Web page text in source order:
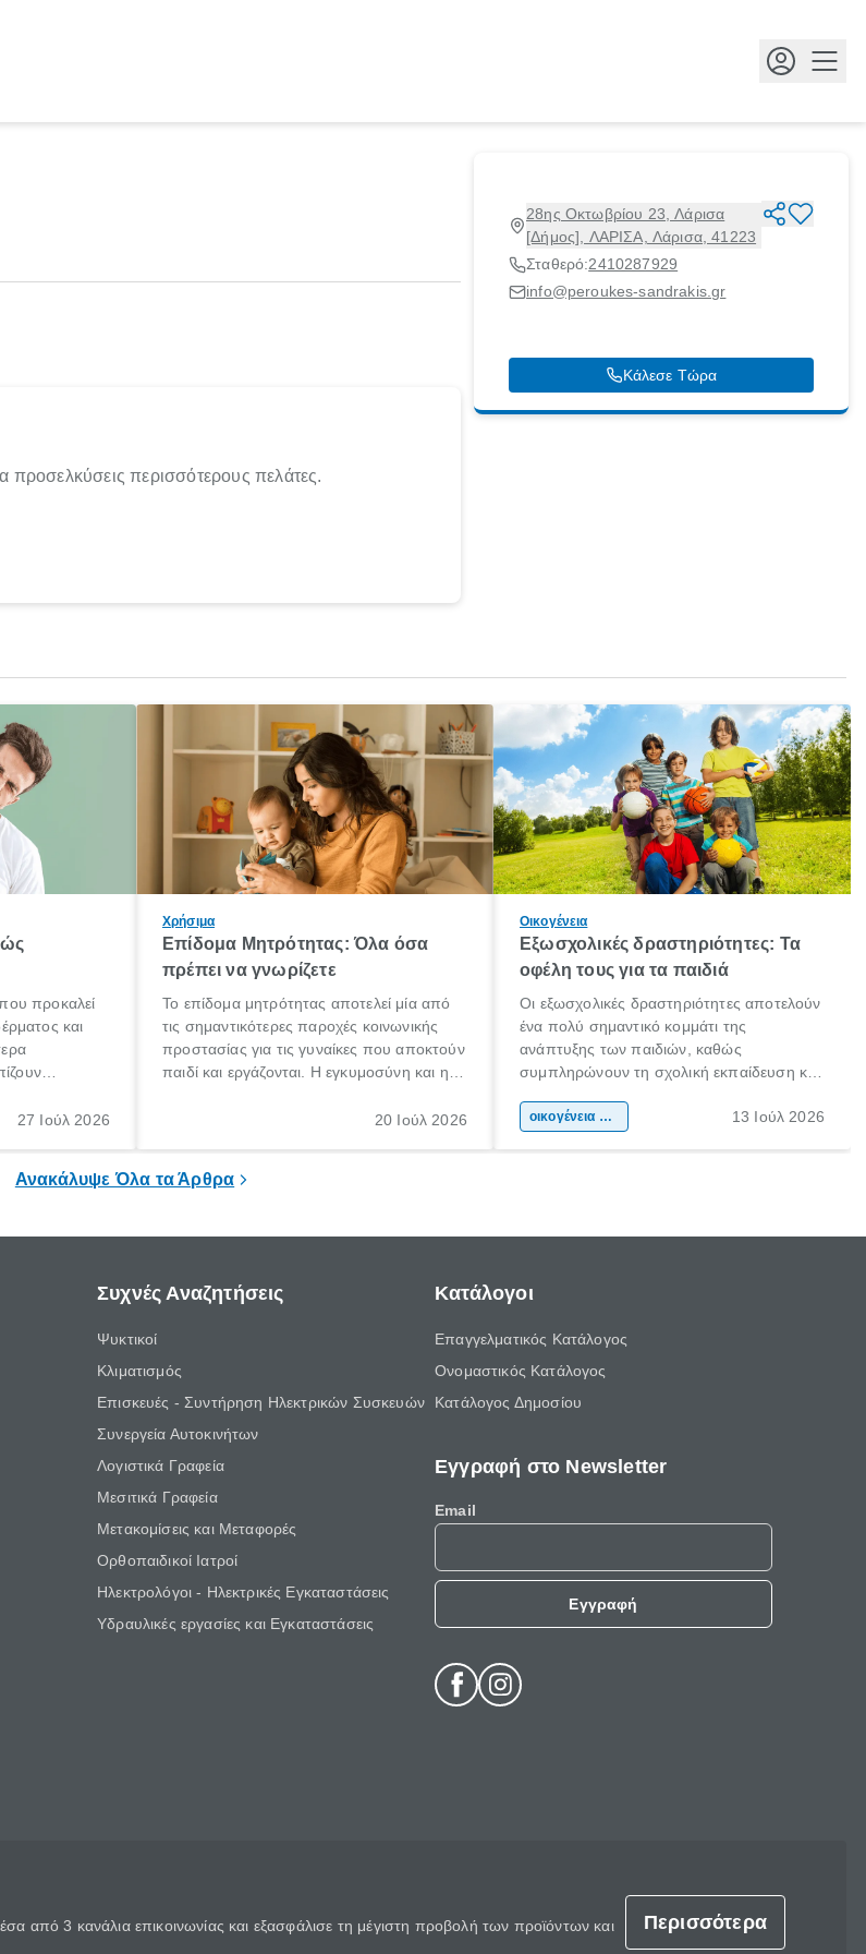
28ης Οκτωβρίου 23, Λάρισα
[Δήμος], ΛΑΡΙΣΑ, Λάρισα, 41223
Σταθερό:2410287929
info@peroukes-sandrakis.gr
Κάλεσε Τώρα
προσελκύσεις περισσότερους πελάτες.
προκαλεί
και
τι είναι»,
27 Ιούλ 2026
Χρήσιμα
Επίδομα Μητρότητας: Όλα όσα
πρέπει να γνωρίζετε
Το επίδομα μητρότητας αποτελεί μία από
τις σημαντικότερες παροχές κοινωνικής
προστασίας για τις γυναίκες που αποκτούν
παιδί και εργάζονται. Η εγκυμοσύνη και η
σημαντική περίοδος στη ζωή κάθε20 Ιούλ 2026
Οικογένεια
Εξωσχολικές δραστηριότητες: Τα
οφέλη τους για τα παιδιά
Οι εξωσχολικές δραστηριότητες αποτελούν
ένα πολύ σημαντικό κομμάτι της
ανάπτυξης των παιδιών, καθώς
συμπληρώνουν τη σχολική εκπαίδευση και
της προσωπικότητας, της κοινωνικότητας
οικογένεια & παιδί 13 Ιούλ 2026
Ανακάλυψε Όλα τα Άρθρα
Συχνές Αναζητήσεις
Ψυκτικοί
Κλιματισμός
Επισκευές - Συντήρηση Ηλεκτρικών Συσκευών
Συνεργεία Αυτοκινήτων
Λογιστικά Γραφεία
Μεσιτικά Γραφεία
Μετακομίσεις και Μεταφορές
Ορθοπαιδικοί Ιατροί
Ηλεκτρολόγοι - Ηλεκτρικές Εγκαταστάσεις
Υδραυλικές εργασίες και Εγκαταστάσεις
Κατάλογοι
Επαγγελματικός Κατάλογος
Ονομαστικός Κατάλογος
Κατάλογος Δημοσίου
Εγγραφή στο Newsletter
Email
Εγγραφή
από 3 κανάλια επικοινωνίας και εξασφάλισε τη μέγιστη προβολή των προϊόντων και
Περισσότερα